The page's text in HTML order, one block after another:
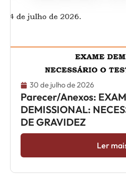
30 de julho de 2026
Parecer/Anexos:
DEMISSIONAL:
DE GRAVIDEZ
Ler